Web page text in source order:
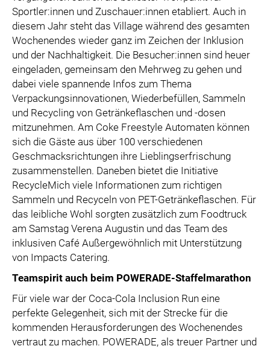
Sportler:innen und Zuschauer:innen etabliert. Auch in
diesem Jahr steht das Village während des gesamten
Wochenendes wieder ganz im Zeichen der Inklusion
und der Nachhaltigkeit. Die Besucher:innen sind heuer
eingeladen, gemeinsam den Mehrweg zu gehen und
dabei viele spannende Infos zum Thema
Verpackungsinnovationen, Wiederbefüllen, Sammeln
und Recycling von Getränkeflaschen und -dosen
mitzunehmen. Am Coke Freestyle Automaten können
sich die Gäste aus über 100 verschiedenen
Geschmacksrichtungen ihre Lieblingserfrischung
zusammenstellen. Daneben bietet die Initiative
RecycleMich viele Informationen zum richtigen
Sammeln und Recyceln von PET-Getränkeflaschen. Für
das leibliche Wohl sorgten zusätzlich zum Foodtruck
am Samstag Verena Augustin und das Team des
inklusiven Café Außergewöhnlich mit Unterstützung
von Impacts Catering.
Teamspirit auch beim POWERADE-Staffelmarathon
Für viele war der Coca-Cola Inclusion Run eine
perfekte Gelegenheit, sich mit der Strecke für die
kommenden Herausforderungen des Wochenendes
vertraut zu machen. POWERADE, als treuer Partner und